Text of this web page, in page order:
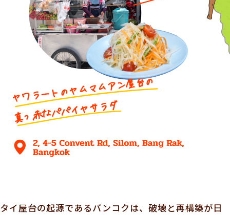
タイ屋台の起源であるバンコクは、破壊と再構築が日